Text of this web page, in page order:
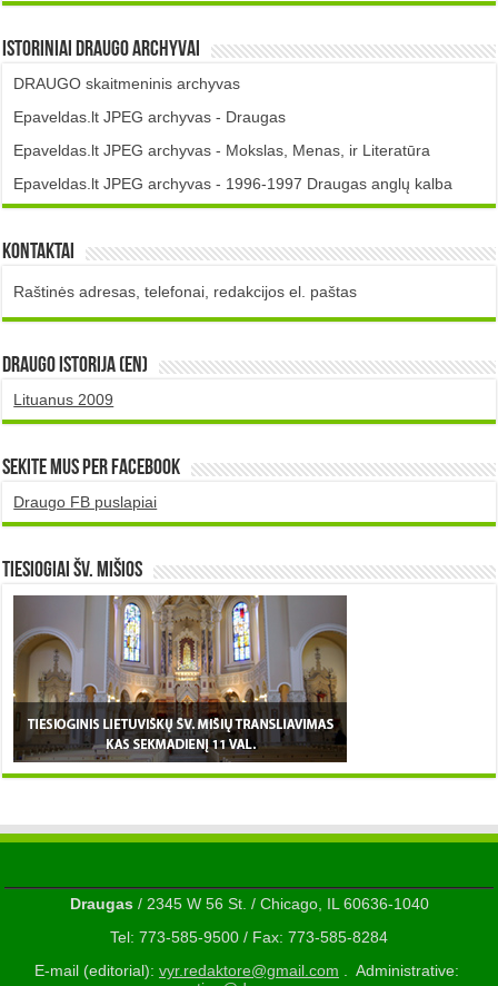
Istoriniai DRAUGO Archyvai
DRAUGO skaitmeninis archyvas
Epaveldas.lt JPEG archyvas - Draugas
Epaveldas.lt JPEG archyvas - Mokslas, Menas, ir Literatūra
Epaveldas.lt JPEG archyvas - 1996-1997 Draugas anglų kalba
Kontaktai
Raštinės adresas, telefonai, redakcijos el. paštas
DRAUGO istorija (EN)
Lituanus 2009
Sekite mus per Facebook
Draugo FB puslapiai
TIESIOGIAI šv. MIŠIOS
Draugas/ 2345 W 56 St. / Chicago, IL 60636-1040
Tel: 773-585-9500 / Fax: 773-585-8284
E-mail (editorial): vyr.redaktore@gmail.com . Administrative: